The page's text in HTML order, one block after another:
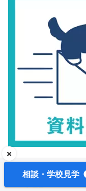
相談・学校見学